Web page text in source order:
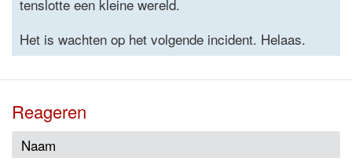
tenslotte een kleine wereld.
Het is wachten op het volgende incident. Helaas.
Reageren